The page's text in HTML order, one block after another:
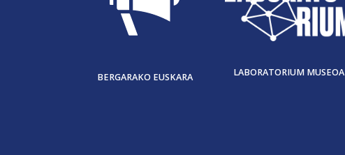
BERGARAKO EUSKARA LABORATORIUM MUSEOA